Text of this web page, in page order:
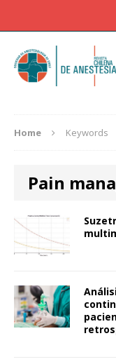
Home Keywords
Pain